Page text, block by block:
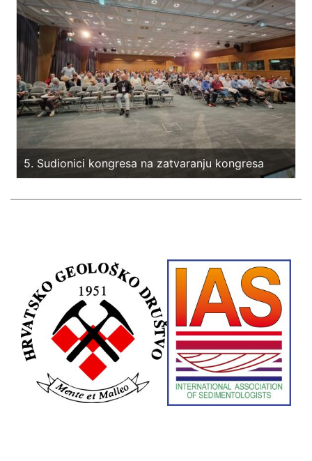
5. Sudionici kongresa na zatvaranju kongresa